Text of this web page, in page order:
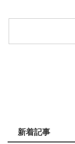
新着記事